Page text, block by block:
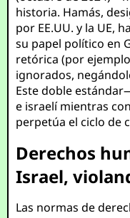
historia. Hamás,
por EE.UU. y la UE,
su papel político en
retórica (por
ignorados,
Este doble
e israelí mientras
perpetúa el ciclo de
Derechos
Israel,
Las normas de